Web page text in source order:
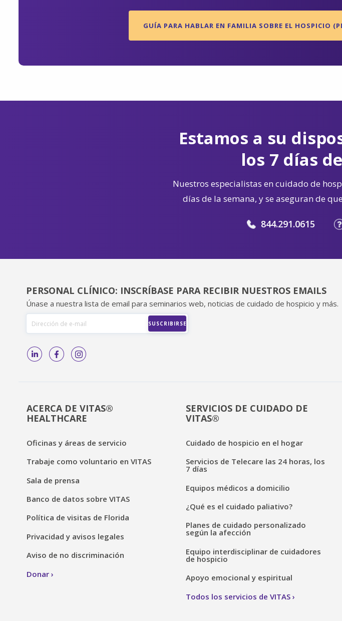
GUÍA PARA HABLAR EN FAMILIA SOBRE EL HOSPICIO
Estamos a su
los 7 días
Nuestros especialistas en cuidado de
días de la semana, y se aseguran de
844.291.0615
PERSONAL CLÍNICO: INSCRÍBASE PARA RECIBIR NUESTROS EMAILS
Únase a nuestra lista de email para seminarios web, noticias de cuidado de hospicio y más.
ACERCA DE VITAS®
HEALTHCARE
Oficinas y áreas de servicio
Trabaje como voluntario en VITAS
Sala de prensa
Banco de datos sobre VITAS
Política de visitas de Florida
Privacidad y avisos legales
Aviso de no discriminación
Donar
SERVICIOS DE CUIDADO DE
VITAS®
Cuidado de hospicio en el hogar
Servicios de Telecare las 24 horas, los
7 días
Equipos médicos a domicilio
¿Qué es el cuidado paliativo?
Planes de cuidado personalizado
según la afección
Equipo interdisciplinar de cuidadores
de hospicio
Apoyo emocional y espiritual
Todos los servicios de VITAS